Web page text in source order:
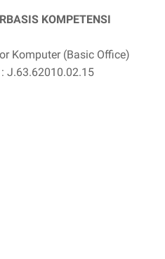
KOMPETENSI
Komputer (Basic Office)
J.63.62010.02.15